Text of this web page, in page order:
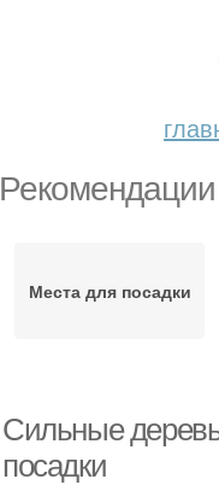
Места для посадки
Сильные
посадки